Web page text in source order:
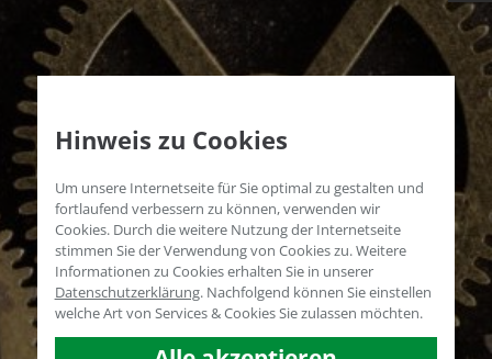
Hinweis zu Cookies
Um unsere Internetseite für Sie optimal zu gestalten und
fortlaufend verbessern zu können, verwenden wir
Cookies. Durch die weitere Nutzung der Internetseite
stimmen Sie der Verwendung von Cookies zu. Weitere
Informationen zu Cookies erhalten Sie in unserer
Datenschutzerklärung. Nachfolgend können Sie einstellen
welche Art von Services & Cookies Sie zulassen möchten.